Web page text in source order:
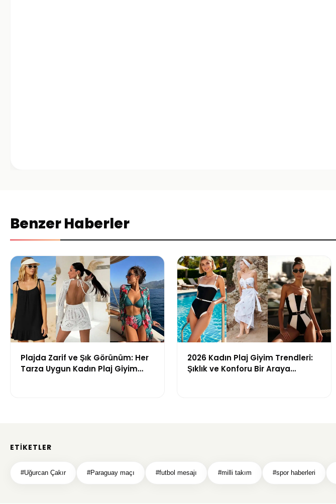
Benzer Haberler
Plajda Zarif ve Şık Görünüm: Her
Tarza Uygun Kadın Plaj Giyim
2026 Kadın Plaj Giyim Trendleri:
Şıklık ve Konforu Bir Araya
ETIKETLER
#Uğurcan Çakır #Paraguay maçı #futbol mesajı #milli takım #spor haberleri